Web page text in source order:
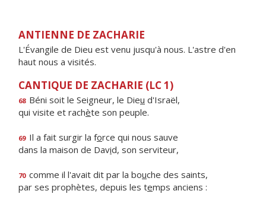
ANTIENNE DE ZACHARIE
L'Évangile de Dieu est venu jusqu'à nous. L'astre d'en
haut nous a visités.
CANTIQUE DE ZACHARIE (LC 1)
68 Béni soit le Seigneur, le Dieu d'Israël,
qui visite et rachète son peuple.
69 Il a fait surgir la force qui nous sauve
dans la maison de David, son serviteur,
70 comme il l'avait dit par la bouche des saints,
par ses prophètes, depuis les temps anciens :